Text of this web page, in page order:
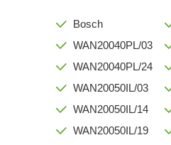
Bosch
WAN20040PL/03
WAN20040PL/24
WAN20050IL/03
WAN20050IL/14
WAN20050IL/19